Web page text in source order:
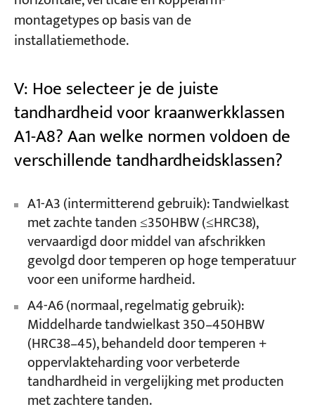
montagetypes op basis van de
installatiemethode.
V: Hoe selecteer je de juiste
tandhardheid voor kraanwerkklassen
A1-A8? Aan welke normen voldoen de
verschillende tandhardheidsklassen?
A1-A3 (intermitterend gebruik): Tandwielkast
met zachte tanden ≤350HBW (≤HRC38),
vervaardigd door middel van afschrikken
gevolgd door temperen op hoge temperatuur
voor een uniforme hardheid.
A4-A6 (normaal, regelmatig gebruik):
Middelharde tandwielkast 350–450HBW
(HRC38–45), behandeld door temperen +
oppervlakteharding voor verbeterde
tandhardheid in vergelijking met producten
met zachtere tanden.